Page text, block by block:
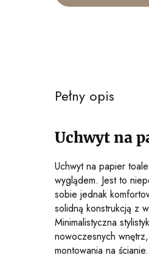
Pełny opis
Uchwyt na
Uchwyt na papier
wyglądem. Jest to
sobie jednak
solidną konstrukcją z
Minimalistyczna
nowoczesnych
montowania na ścianie.